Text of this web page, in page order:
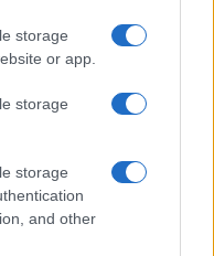
storage
or app.
storage
storage
and other
Suhi Vrh, Dobrava